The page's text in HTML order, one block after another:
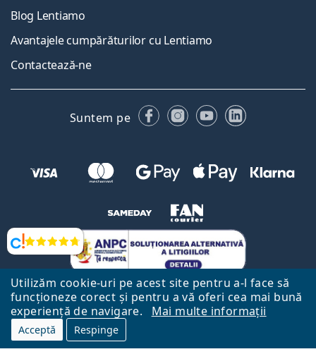
Utilizăm cookie-uri pe acest site pentru a-l face să
funcționeze corect și pentru a vă oferi cea mai bună
experiență de navigare.
Mai multe informații
Acceptă Respinge
Opinii
Blog Lentiamo
Avantajele cumpărăturilor cu Lentiamo
Contactează-ne
Suntem pe FacebookInstagram
YouTubeLinkedIn
Către Pagina Principală Mai sus